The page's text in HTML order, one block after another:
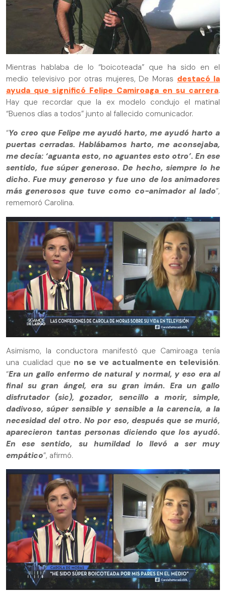
Mientras hablaba de lo “boicoteada” que ha sido en el
medio televisivo por otras mujeres, De Moras destacó la
ayuda que significó Felipe Camiroaga en su carrera.
Hay que recordar que la ex modelo condujo el matinal
“Buenos días a todos” junto al fallecido comunicador.
“Yo creo que Felipe me ayudó harto, me ayudó harto a
puertas cerradas. Hablábamos harto, me aconsejaba,
me decía: ‘aguanta esto, no aguantes esto otro’. En ese
sentido, fue súper generoso. De hecho, siempre lo he
dicho. Fue muy generoso y fue uno de los animadores
más generosos que tuve como co-animador al lado”,
rememoró Carolina.
Asimismo, la conductora manifestó que Camiroaga tenía
una cualidad que no se ve actualmente en televisión.
“Era un gallo enfermo de natural y normal, y eso era al
final su gran ángel, era su gran imán. Era un gallo
disfrutador (sic), gozador, sencillo a morir, simple,
dadivoso, súper sensible y sensible a la carencia, a la
necesidad del otro. No por eso, después que se murió,
aparecieron tantas personas diciendo que los ayudó.
En ese sentido, su humildad lo llevó a ser muy
empático”, afirmó.